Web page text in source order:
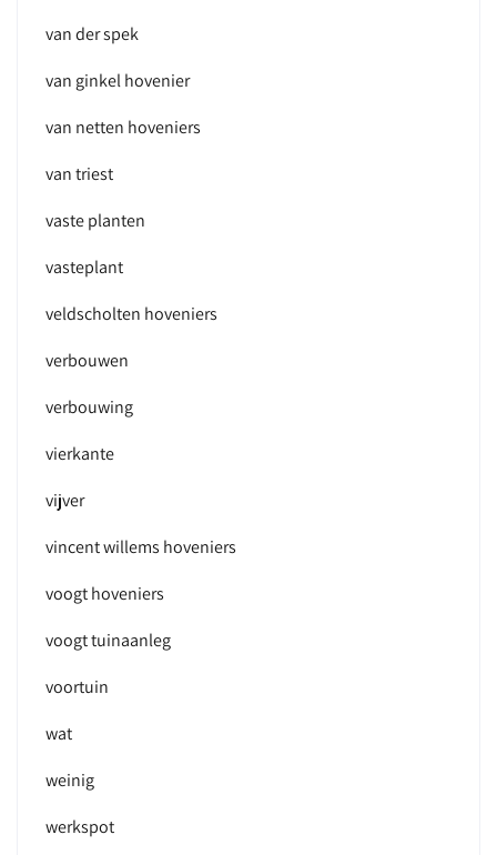
van der spek
van ginkel hovenier
van netten hoveniers
van triest
vaste planten
vasteplant
veldscholten hoveniers
verbouwen
verbouwing
vierkante
vijver
vincent willems hoveniers
voogt hoveniers
voogt tuinaanleg
voortuin
wat
weinig
werkspot